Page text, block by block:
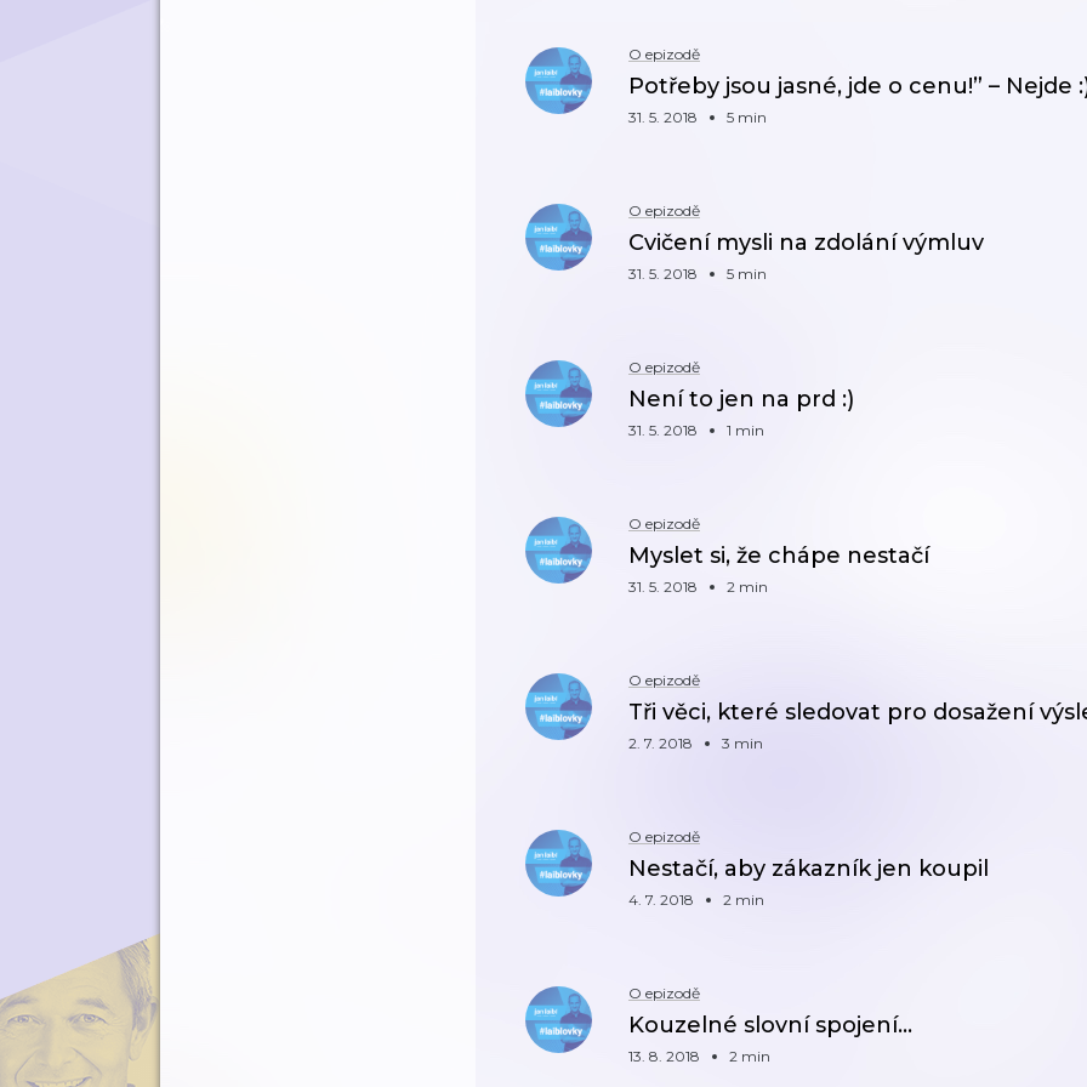
O epizodě
Potřeby jsou jasné, jde o cenu!” – Nejde
31. 5. 2018 5 min
O epizodě
Cvičení mysli na zdolání výmluv
31. 5. 2018 5 min
O epizodě
Není to jen na prd :)
31. 5. 2018 1 min
O epizodě
Myslet si, že chápe nestačí
31. 5. 2018 2 min
O epizodě
Tři věci, které sledovat pro dosažení
2. 7. 2018 3 min
O epizodě
Nestačí, aby zákazník jen koupil
4. 7. 2018 2 min
O epizodě
Kouzelné slovní spojení…
13. 8. 2018 2 min